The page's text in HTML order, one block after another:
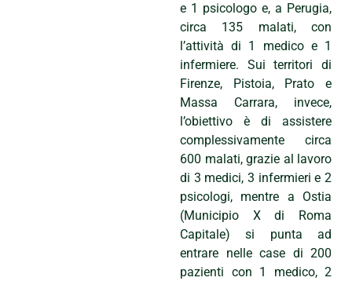
e 1 psicologo e, a Perugia,
circa 135 malati, con
l’attività di 1 medico e 1
infermiere. Sui territori di
Firenze, Pistoia, Prato e
Massa Carrara, invece,
l’obiettivo è di assistere
complessivamente circa
600 malati, grazie al lavoro
di 3 medici, 3 infermieri e 2
psicologi, mentre a Ostia
(Municipio X di Roma
Capitale) si punta ad
entrare nelle case di 200
pazienti con 1 medico, 2